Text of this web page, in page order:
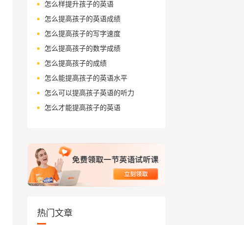
怎么样提升孩子的英语
怎么提高孩子的英语成绩
怎么提高孩子的写字速度
怎么提高孩子的数学成绩
怎么提高孩子的成绩
怎么能提高孩子的英语水平
怎么可以提高孩子英语的听力
怎么才能提高孩子的英语
热门文章